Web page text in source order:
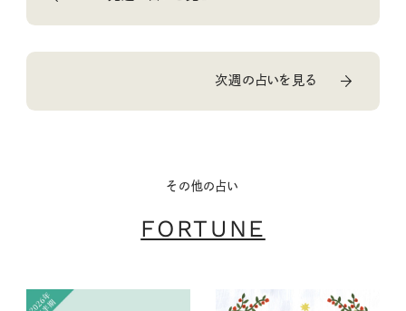
次週の占いを見る
その他の占い
FORTUNE